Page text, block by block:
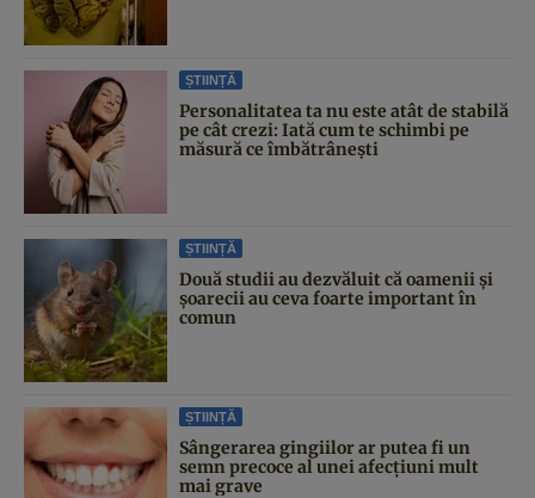
ȘTIINȚĂ
Personalitatea ta nu este atât de stabilă
pe cât crezi: Iată cum te schimbi pe
măsură ce îmbătrânești
ȘTIINȚĂ
Două studii au dezvăluit că oamenii și
șoarecii au ceva foarte important în
comun
ȘTIINȚĂ
Sângerarea gingiilor ar putea fi un
semn precoce al unei afecțiuni mult
mai grave